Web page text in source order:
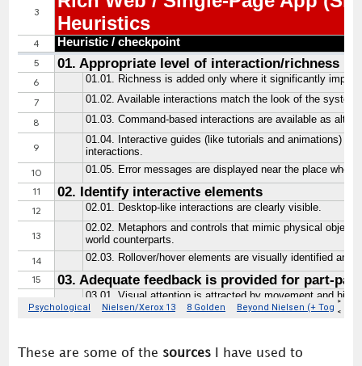
These are some of the sources
I have used to